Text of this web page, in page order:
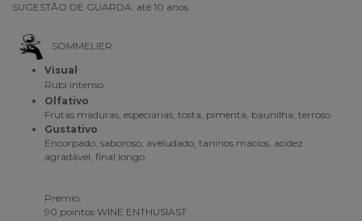
SUGESTÃO DE GUARDA: até 10 anos
SOMMELIER
Visual
Rubi intenso
Olfativo
Frutas maduras, especiarias, tosta, pimenta, baunilha, terroso
Gustativo
Encorpado, saboroso, aveludado, taninos macios, acidez
agradável, final longo
Premio:
90 pointos WINE ENTHUSIAST